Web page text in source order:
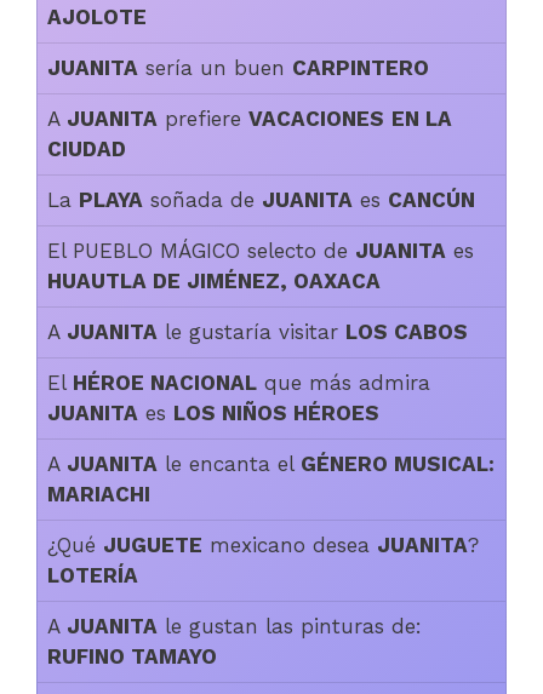
AJOLOTE
JUANITA sería un buen CARPINTERO
A JUANITA prefiere VACACIONES EN LA
CIUDAD
La PLAYA soñada de JUANITA es CANCÚN
El PUEBLO MÁGICO selecto de JUANITA es
HUAUTLA DE JIMÉNEZ, OAXACA
A JUANITA le gustaría visitar LOS CABOS
El HÉROE NACIONAL que más admira
JUANITA es LOS NIÑOS HÉROES
A JUANITA le encanta el GÉNERO MUSICAL:
MARIACHI
¿Qué JUGUETE mexicano desea JUANITA?
LOTERÍA
A JUANITA le gustan las pinturas de:
RUFINO TAMAYO